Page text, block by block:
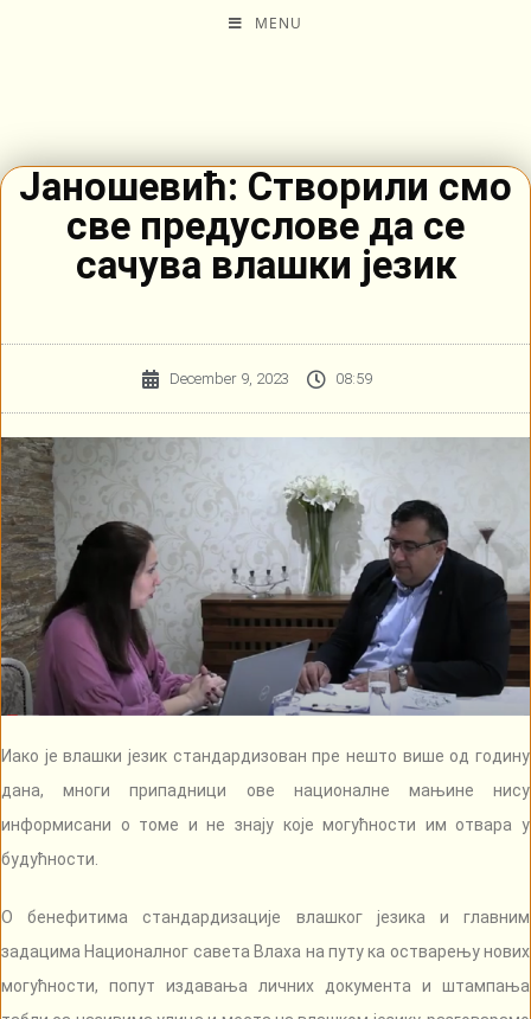
MENU
Јаношевић: Створили смо
све предуслове да се
сачува влашки језик
December 9, 2023 08:59
Иако је влашки језик стандардизован пре нешто више од годину
дана, многи припадници ове националне мањине нису
информисани о томе и не знају које могућности им отвара у
будућности.
О бенефитима стандардизације влашког језика и главним
задацима Националног савета Влаха на путу ка остварењу нових
могућности, попут издавања личних документа и штампања